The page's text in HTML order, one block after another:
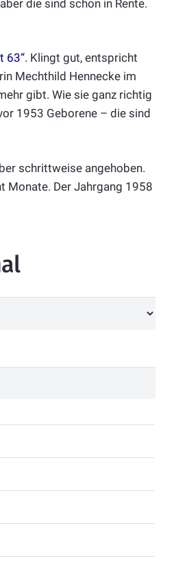
die sind schon in Rente.
63“. Klingt gut, entspricht
Mechthild Hennecke im
gibt. Wie sie ganz richtig
1953 Geborene – die sind
schrittweise angehoben.
Monate. Der Jahrgang 1958